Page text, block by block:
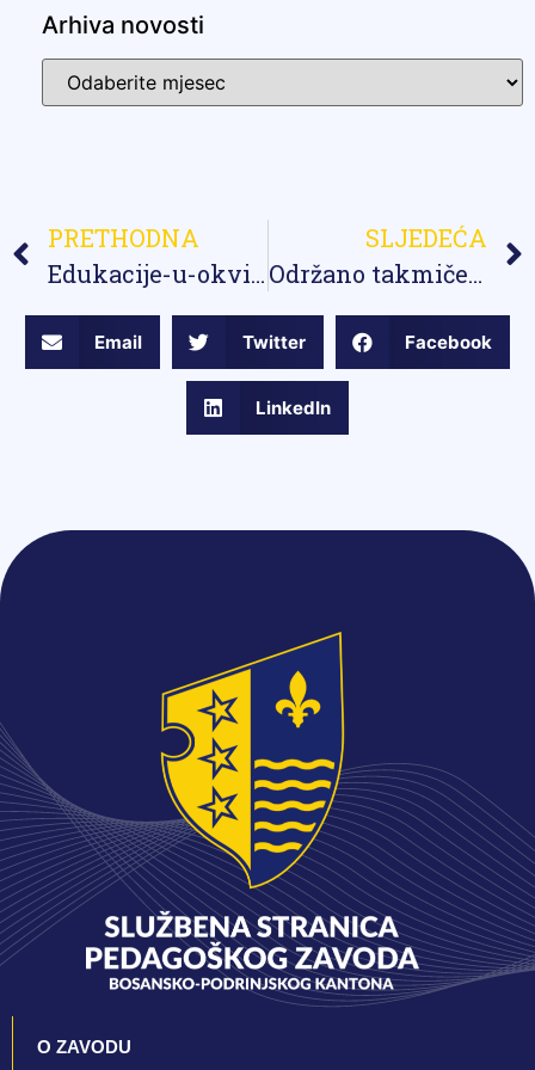
Arhiva novosti
PRETHODNA
Edukacije-u-okviru-programa-lions-quest-vjestine-za-adolescenciju
SLJEDEĆA
Održano takmičenje učenika osnovnih i srednjih škola
Email Twitter Facebook
LinkedIn
O ZAVODU